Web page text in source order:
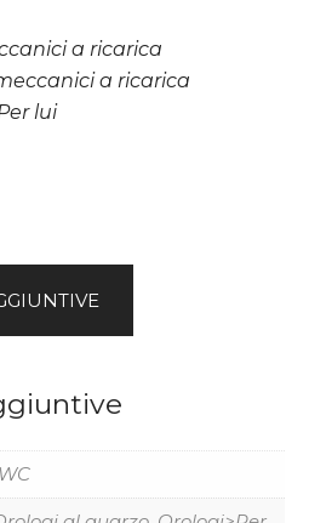
a
t
i
a ricarica
a ricarica
lui